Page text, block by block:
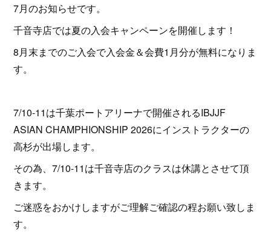
7月のお知らせです。
千音寺店では夏の入会キャンペーンを開催します！
8月末までのご入会で入会金＆会費1月分が無料になりま
す。
7/10-11は千葉ポートアリーナで開催されるIBJJF
ASIAN CHAMPHIONSHIP 2026にインストラクターの
高杉が出場します。
その為、7/10-11は千音寺店のクラスは休講とさせて頂
きます。
ご迷惑をおかけしますがご理解ご確認の程お願い致しま
す。